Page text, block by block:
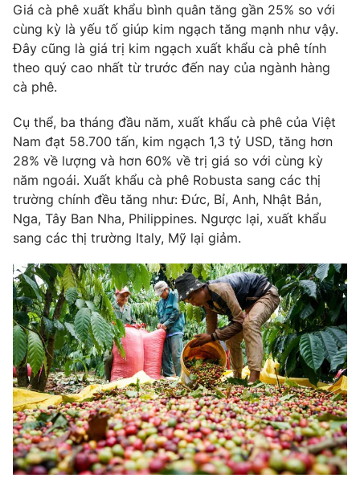
Chất lượng cuộc sống
Học trực tuyến
Công nghệ
Hitech Công nghệ tương lai
Sản phẩm
Tư vấn
Giao lưu trực tuyến
Chuyên mục khác
Emagazine Podcast
Photo Infographic
Video Shorts video
VTV Money VTV Thể thao
VTV Sức khoẻ Bất động sản
Thị trường 24h Tấm lòng Việt
VTV4 Vươn mình bằng AI
Giá cà phê xuất khẩu bình quân tăng gần 25% so với
cùng kỳ là yếu tố giúp kim ngạch tăng mạnh như vậy.
Đây cũng là giá trị kim ngạch xuất khẩu cà phê tính
theo quý cao nhất từ trước đến nay của ngành hàng
cà phê.
Cụ thể, ba tháng đầu năm, xuất khẩu cà phê của Việt
Nam đạt 58.700 tấn, kim ngạch 1,3 tỷ USD, tăng hơn
28% về lượng và hơn 60% về trị giá so với cùng kỳ
năm ngoái. Xuất khẩu cà phê Robusta sang các thị
trường chính đều tăng như: Đức, Bỉ, Anh, Nhật Bản,
Nga, Tây Ban Nha, Philippines. Ngược lại, xuất khẩu
sang các thị trường Italy, Mỹ lại giảm.